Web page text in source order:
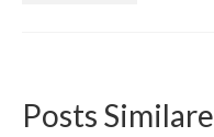
Posts